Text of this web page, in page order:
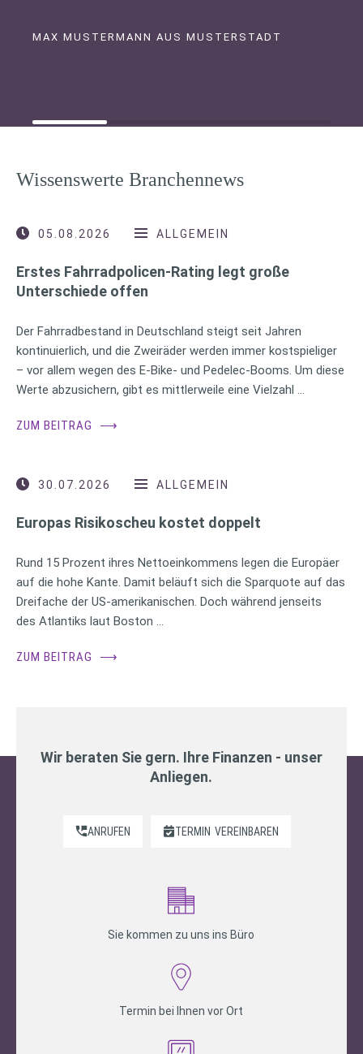
MAX MUSTERMANN AUS MUSTERSTADT
Wissenswerte Branchennews
05.08.2026 ALLGEMEIN
Erstes Fahrradpolicen-Rating legt große
Unterschiede offen
Der Fahrradbestand in Deutschland steigt seit Jahren
kontinuierlich, und die Zweiräder werden immer kostspieliger
– vor allem wegen des E-Bike- und Pedelec-Booms. Um diese
Werte abzusichern, gibt es mittlerweile eine Vielzahl …
ZUM BEITRAG ⟶
30.07.2026 ALLGEMEIN
Europas Risikoscheu kostet doppelt
Rund 15 Prozent ihres Nettoeinkommens legen die Europäer
auf die hohe Kante. Damit beläuft sich die Sparquote auf das
Dreifache der US-amerikanischen. Doch während jenseits
des Atlantiks laut Boston …
ZUM BEITRAG ⟶
Wir beraten Sie gern. Ihre Finanzen - unser
Anliegen.
ANRUFEN TERMIN VEREINBAREN
Sie kommen zu uns ins Büro
Termin bei Ihnen vor Ort